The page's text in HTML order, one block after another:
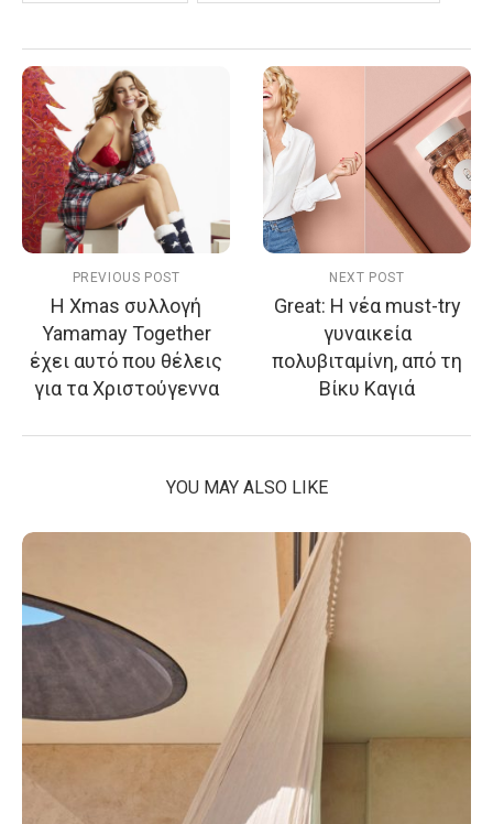
PREVIOUS POST
Η Xmas συλλογή
Yamamay Together
έχει αυτό που θέλεις
για τα Χριστούγεννα
NEXT POST
Great: H νέα must-try
γυναικεία
πολυβιταμίνη, από τη
Βίκυ Καγιά
YOU MAY ALSO LIKE